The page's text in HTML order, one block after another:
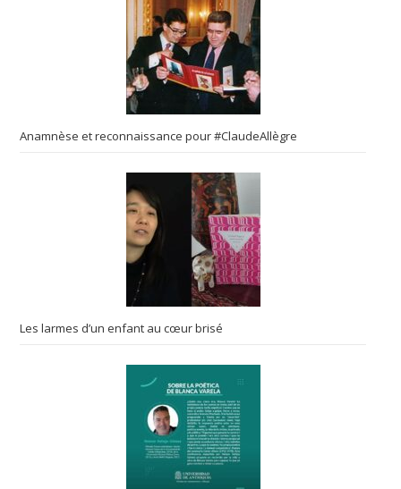
Anamnèse et reconnaissance pour #ClaudeAllègre
Les larmes d’un enfant au cœur brisé